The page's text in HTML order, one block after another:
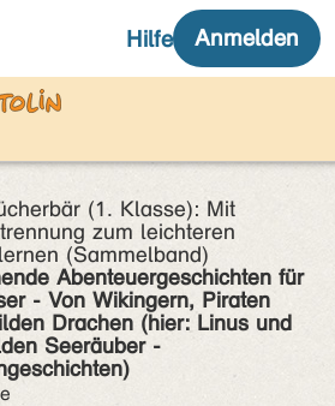
(1. Klasse): Mit
zum leichteren
(Sammelband)
Abenteuergeschichten für
- Von Wikingern, Piraten
Drachen (hier: Linus und
Seeräuber -